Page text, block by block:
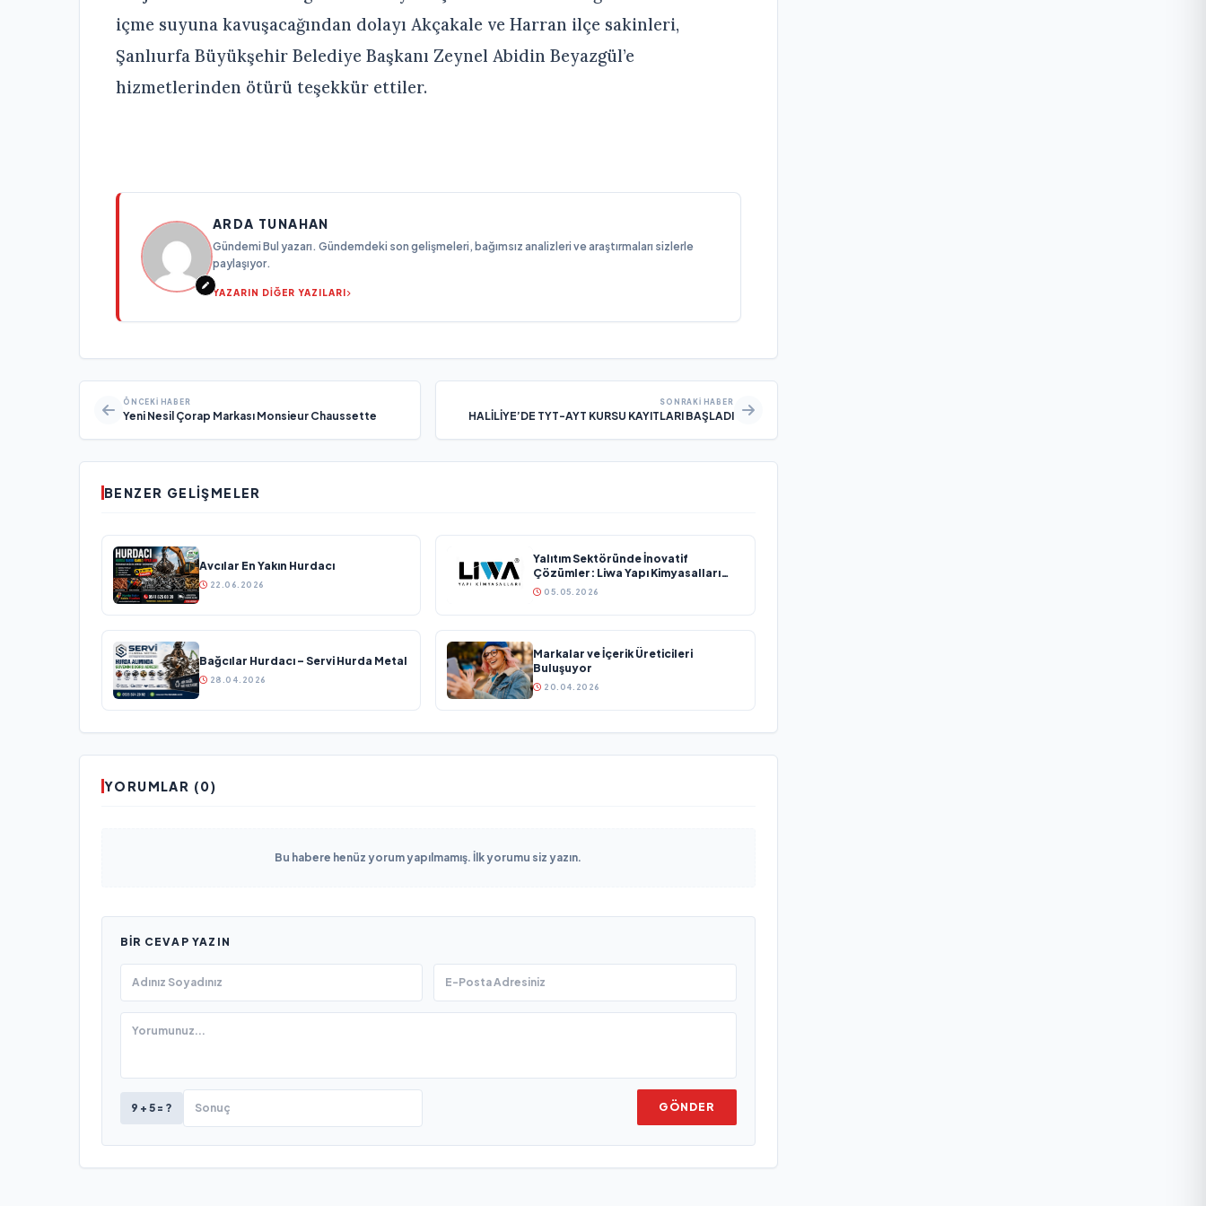
içme suyuna kavuşacağından dolayı Akçakale ve Harran ilçe sakinleri,
Şanlıurfa Büyükşehir Belediye Başkanı Zeynel Abidin Beyazgül’e
hizmetlerinden ötürü teşekkür ettiler.
ARDA TUNAHAN
Gündemi Bul yazarı. Gündemdeki son gelişmeleri, bağımsız analizleri ve araştırmaları sizlerle
paylaşıyor.
YAZARIN DİĞER YAZILARI
ÖNCEKI HABER
Yeni Nesil Çorap Markası Monsieur Chaussette
SONRAKI HABER
HALİLİYE’DE TYT-AYT KURSU KAYITLARI BAŞLADI
BENZER GELIŞMELER
Avcılar En Yakın Hurdacı
22.06.2026
Yalıtım Sektöründe İnovatif
Çözümler: Liwa Yapı Kimyasalları
Sektöründe Büyümesini Sürdürüyor
05.05.2026
Bağcılar Hurdacı – Servi Hurda Metal
28.04.2026
Markalar ve İçerik Üreticileri
Buluşuyor
20.04.2026
YORUMLAR (0)
Bu habere henüz yorum yapılmamış. İlk yorumu siz yazın.
BIR CEVAP YAZIN
9 + 5 = ? GÖNDER